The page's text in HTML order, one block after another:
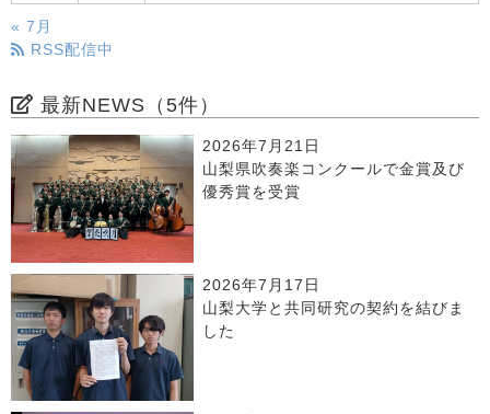
« 7月
RSS配信中
最新NEWS（5件）
2026年7月21日
山梨県吹奏楽コンクールで金賞及び
優秀賞を受賞
2026年7月17日
山梨大学と共同研究の契約を結びま
した